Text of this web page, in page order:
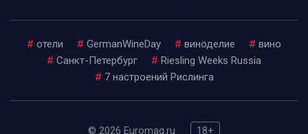
# отели # GermanWineDay # виноделие # вино
# Санкт-Петербург # Riesling Weeks Russia
# 7 настроений Рислинга
© 2026 Euromag.ru 18+